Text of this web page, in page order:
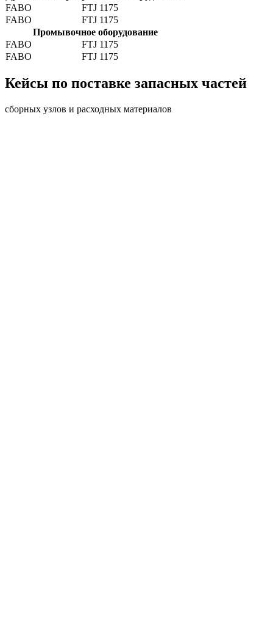
FABO
FTJ 1175
FABO
FTJ 1175
Промывочное оборудование
FABO
FTJ 1175
FABO
FTJ 1175
Кейсы по поставке запасных частей
сборных узлов и расходных материалов